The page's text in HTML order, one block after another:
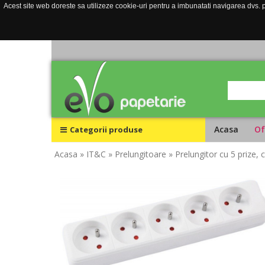
Acest site web doreste sa utilizeze cookie-uri pentru a imbunatati navigarea
Categorii produse Acasa
Acasa » IT&C » Prelungitoare » Prelungitor cu 5 prize,